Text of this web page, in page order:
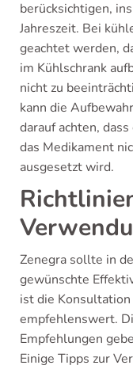
berücksichtigen,
Jahreszeit. Bei
geachtet werden,
im Kühlschrank
nicht zu
kann die
darauf achten,
das Medikament
ausgesetzt wird.
Zenegra sollte in
gewünschte
ist die
empfehlenswert.
Empfehlungen
Einige Tipps zur